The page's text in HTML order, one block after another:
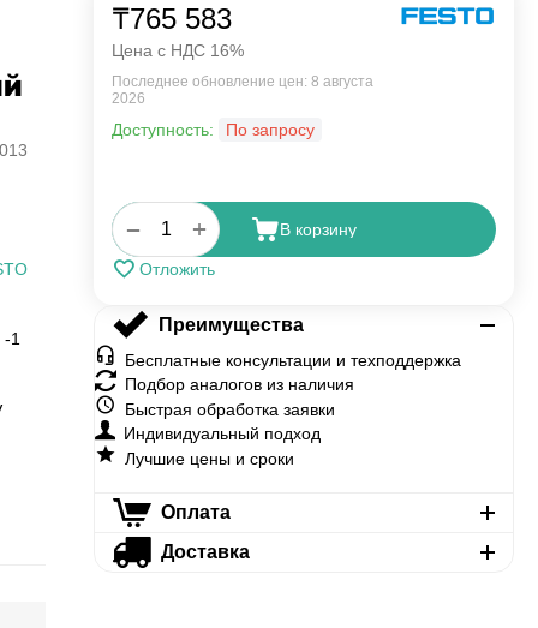
1
₸765 583
Цена с НДС 16%
Последнее обновление цен: 8 августа
2026
Доступность: По запросу
+
− В корзину
Отложить
Преимущества
Бесплатные консультации и техподдержка
Подбор аналогов из наличия
Быстрая обработка заявки
Индивидуальный подход
Лучшие цены и сроки
Оплата
Доставка